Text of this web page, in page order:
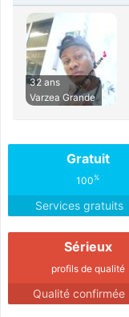
32 ans
Varzea Grande
Gratuit
100%
Services gratuits
Sérieux
profils de qualité
Qualité confirmée